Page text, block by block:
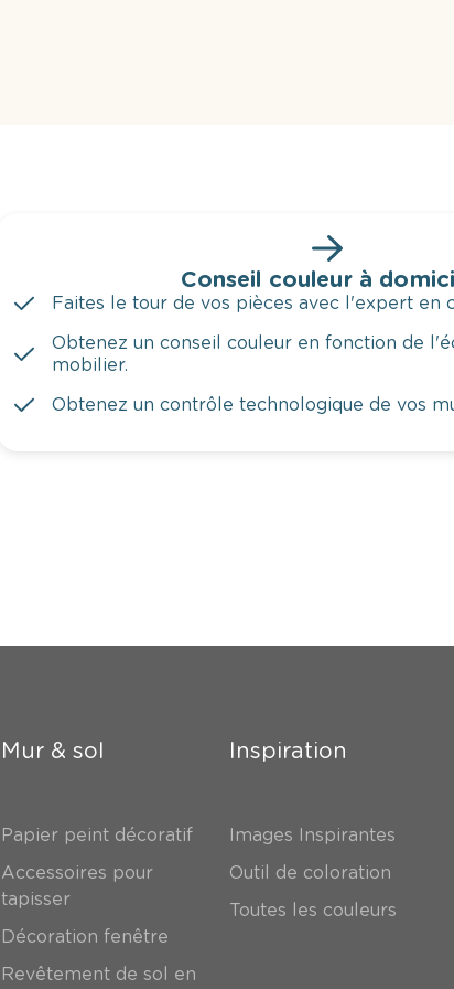
Conseil couleur à
Faites le tour de vos pièces avec l'expert en
Obtenez un conseil couleur en fonction de
mobilier.
Obtenez un contrôle technologique de vos
Mur & sol
Papier peint décoratif
Accessoires pour
tapisser
Décoration fenêtre
Revêtement de sol en
Inspiration
Images Inspirantes
Outil de coloration
Toutes les couleurs